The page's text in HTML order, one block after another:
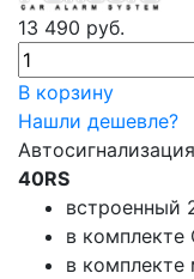
13 490 руб.
В корзину
Нашли дешевле?
40RS
встроенный
в
в комплекте